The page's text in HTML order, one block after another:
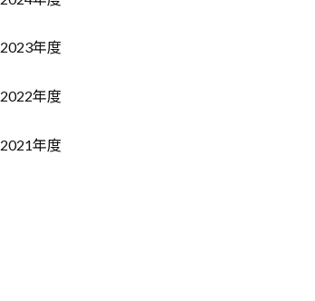
2023年度
2022年度
2021年度